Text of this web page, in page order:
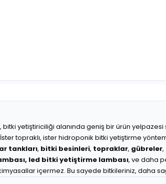
, bitki yetiştiriciliği alanında geniş bir ürün
topraklı, ister hidroponik bitki yetiştirme
tankları, bitki besinleri, topraklar, gübreler,
led bitki yetiştirme lambası, ve daha
içermez. Bu sayede bitkileriniz, daha